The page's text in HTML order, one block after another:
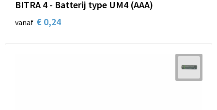
BITRA 4 - Batterij type UM4 (AAA)
vanaf € 0,24